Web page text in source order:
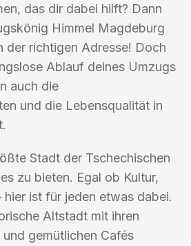
das dir dabei hilft? Dann
Himmel Magdeburg
der richtigen Adresse! Doch
Ablauf deines Umzugs
auch die
und die Lebensqualität in
Stadt der Tschechischen
zu bieten. Egal ob Kultur,
hier ist für jeden etwas dabei.
Altstadt mit ihren
gemütlichen Cafés